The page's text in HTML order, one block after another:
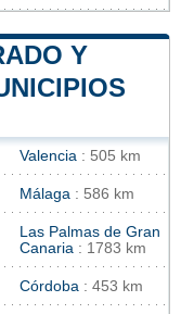
Y
Valencia : 505 km
Málaga : 586 km
Las Palmas de Gran
Canaria : 1783 km
Córdoba : 453 km